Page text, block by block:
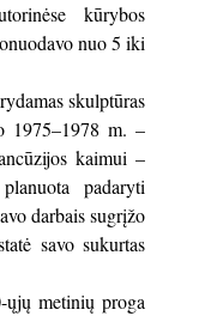
kūrybos
nuo 5 iki
skulptūras
1975–1978 m. –
kaimui –
padaryti
darbais sugrįžo
savo sukurtas
ųjų metinių proga